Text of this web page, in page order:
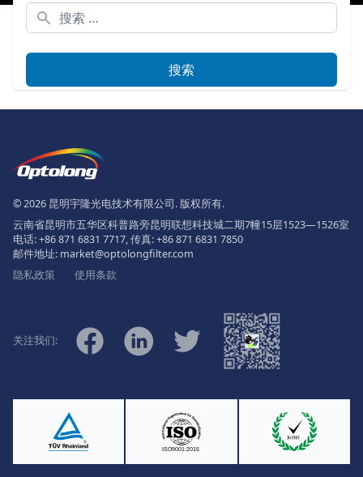
搜索：
搜索
The Logo of Optolong Optics Co.,
© 2026 昆明宇隆光电技术有限公司. 版权所有.
云南省昆明市五华区科普路旁昆明联想科技城二期7幢15层1523—1526室
电话:+86 871 6831 7717, 传真:+86 871 6831 7850
邮件地址: market@optolongfilter.com
隐私政策
使用条款
关注我们: FacebookLinkedin Twitter
微信
Ⓡ
ISO9001:2015